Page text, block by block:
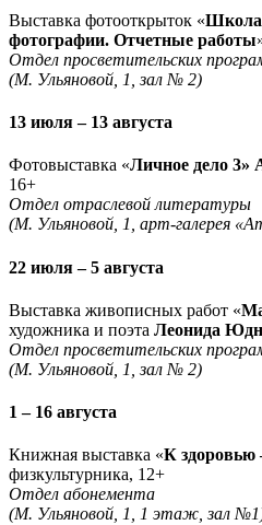
Выставка фотооткрыток «Школа
фотографии. Отчетные работы
Отдел просветительских
(М. Ульяновой, 1, зал № 2)
13 июля – 13 августа
Фотовыставка «Личное дело
16+
Отдел отраслевой литературы
(М. Ульяновой, 1, арт-галерея
22 июля – 5 августа
Выставка живописных работ «
художника и поэта Леонида
Отдел просветительских
(М. Ульяновой, 1, зал № 2)
1 – 16 августа
Книжная выставка «К здоровью
физкультурника, 12+
Отдел абонемента
(М. Ульяновой, 1, 1 этаж, зал